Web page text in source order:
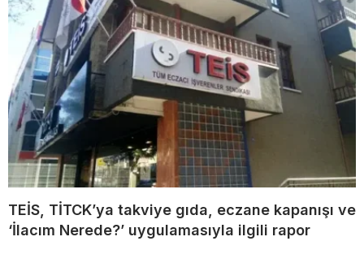
TEİS, TİTCK’ya takviye gıda, eczane kapanışı ve
‘İlacım Nerede?’ uygulamasıyla ilgili rapor